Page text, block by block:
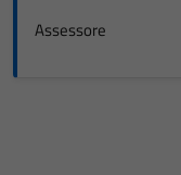
Assessore